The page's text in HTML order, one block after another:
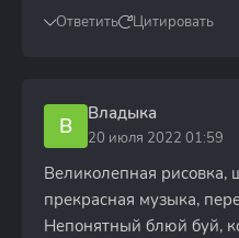
Ответить Цитировать
В Владыка
20 июля 2022 01:59
Великолепная рисовка,
прекрасная музыка,
Непонятный блюй буй,